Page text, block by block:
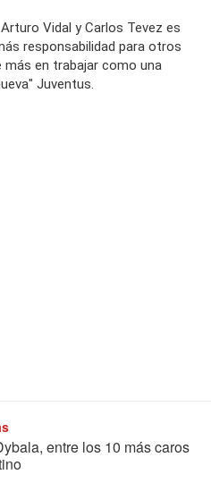
Vidal y Carlos Tevez es
responsabilidad para otros
más en trabajar como una
Juventus.
entre los 10 más caros